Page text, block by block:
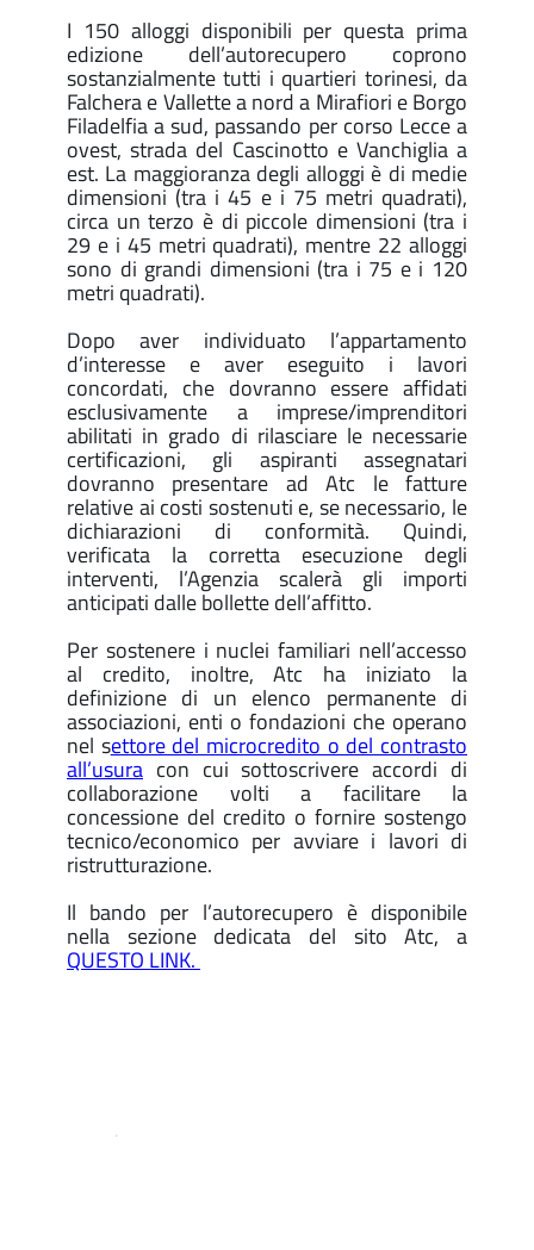
I 150 alloggi disponibili per questa prima
edizione dell’autorecupero coprono
sostanzialmente tutti i quartieri torinesi, da
Falchera e Vallette a nord a Mirafiori e Borgo
Filadelfia a sud, passando per corso Lecce a
ovest, strada del Cascinotto e Vanchiglia a
est. La maggioranza degli alloggi è di medie
dimensioni (tra i 45 e i 75 metri quadrati),
circa un terzo è di piccole dimensioni (tra i
29 e i 45 metri quadrati), mentre 22 alloggi
sono di grandi dimensioni (tra i 75 e i 120
metri quadrati).
Dopo aver individuato l’appartamento
d’interesse e aver eseguito i lavori
concordati, che dovranno essere affidati
esclusivamente a imprese/imprenditori
abilitati in grado di rilasciare le necessarie
certificazioni, gli aspiranti assegnatari
dovranno presentare ad Atc le fatture
relative ai costi sostenuti e, se necessario, le
dichiarazioni di conformità. Quindi,
verificata la corretta esecuzione degli
interventi, l’Agenzia scalerà gli importi
anticipati dalle bollette dell’affitto.
Per sostenere i nuclei familiari nell’accesso
al credito, inoltre, Atc ha iniziato la
definizione di un elenco permanente di
associazioni, enti o fondazioni che operano
nel settore del microcredito o del contrasto
all’usura con cui sottoscrivere accordi di
collaborazione volti a facilitare la
concessione del credito o fornire sostengo
tecnico/economico per avviare i lavori di
ristrutturazione.
Il bando per l’autorecupero è disponibile
nella sezione dedicata del sito Atc, a
QUESTO LINK.
.